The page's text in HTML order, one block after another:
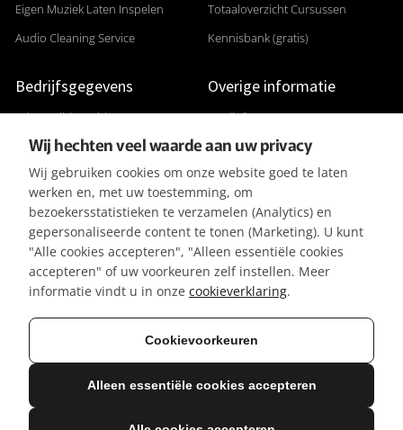
Eigen Muziek Laten Inspelen
Audio Cleaning Service
Totaaloverzicht Cursussen
Kennisbank (gratis)
Bedrijfsgegevens
Adres: Gildenveld 89
3892 DE Zeewolde
+31 (0) 36 5226807
KVK 32096182
BTW-ID NL001391737B50
IBAN NL42KNAB0257116370
BIC KNABNL2H
Gratis parkeergelegenheid
Overige informatie
Studiofoto's
Apparatuurlijst
Aanleverspecificaties
Reviews & Recensies
Privacyverklaring
Algemene Voorwaarden
Referenties / Klanten
Vacatures
© 2026 Mediasaloon | Creatie & Ontwerp: R. Groeneveld
Wij hechten veel waarde aan uw privacy
Wij gebruiken cookies om onze website goed te laten
werken en, met uw toestemming, om
bezoekersstatistieken te verzamelen (Analytics) en
gepersonaliseerde content te tonen (Marketing). U kunt
"Alle cookies accepteren", "Alleen essentiële cookies
accepteren" of uw voorkeuren zelf instellen. Meer
informatie vindt u in onze cookieverklaring.
Cookievoorkeuren
Alleen essentiële cookies accepteren